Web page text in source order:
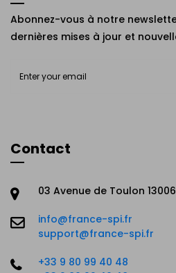
Abonnez-vous à notre
dernières mises à jour et
Contact
03 Avenue de Toulon
info@france-spi.fr
support@france-spi.fr
+33 9 80 99 40 48